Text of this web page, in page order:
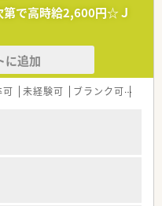
。
線治療・化学療法・緩和ケアな
セス良好です。お車での通勤
第で高時給2,600円☆Ｊ
に追加
可 未経験可 ブランク可